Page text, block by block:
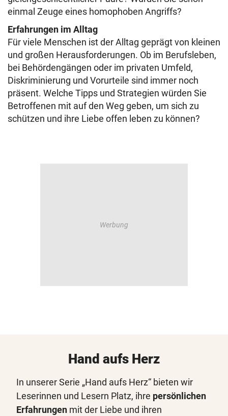
einmal Zeuge eines homophoben Angriffs?
Erfahrungen im Alltag
Für viele Menschen ist der Alltag geprägt von kleinen
und großen Herausforderungen. Ob im Berufsleben,
bei Behördengängen oder im privaten Umfeld,
Diskriminierung und Vorurteile sind immer noch
präsent. Welche Tipps und Strategien würden Sie
Betroffenen mit auf den Weg geben, um sich zu
schützen und ihre Liebe offen leben zu können?
Hand aufs Herz
In unserer Serie „Hand aufs Herz“ bieten wir
Leserinnen und Lesern Platz, ihre persönlichen
Erfahrungen mit der Liebe und ihren